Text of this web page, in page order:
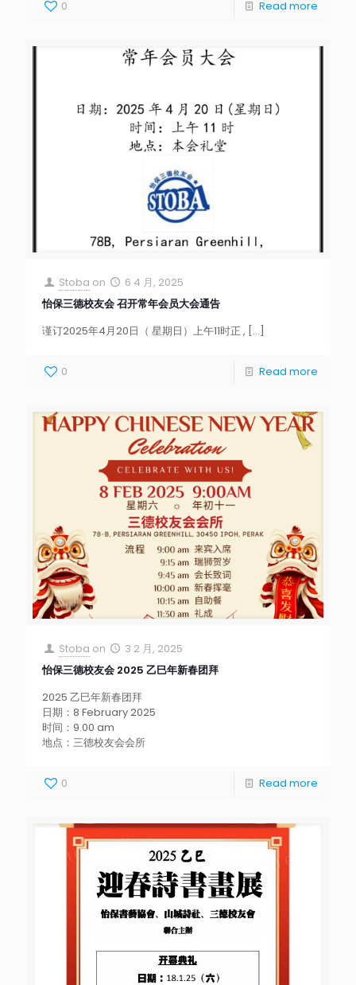
0 Read more
Stoba on
6 4 月, 2025
怡保三德校友会 召开常年会员大会通告
谨订2025年4月20日（ 星期日）上午11时正 , […]
0 Read more
Stoba on
3 2 月, 2025
怡保三德校友会 2025 乙巳年新春团拜
2025 乙巳年新春团拜
日期：8 February 2025
时间：9.00 am
地点：三德校友会会所
0 Read more